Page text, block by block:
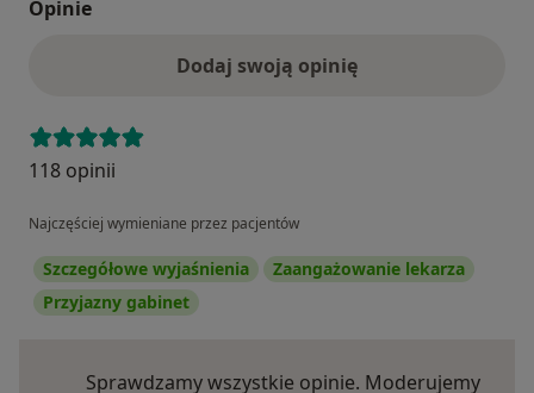
Opinie
Dodaj swoją opinię
118 opinii
Najczęściej wymieniane przez pacjentów
Szczegółowe wyjaśnienia
Zaangażowanie lekarza
Przyjazny gabinet
Sprawdzamy wszystkie opinie. Moderujemy